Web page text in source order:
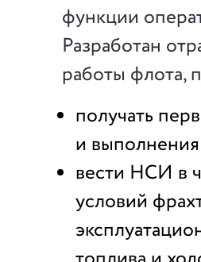
функции
Разработан
работы флота,
получать
и
вести НСИ в
условий